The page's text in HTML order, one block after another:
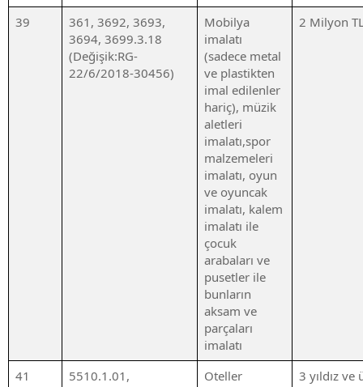
39
361, 3692, 3693,
3694, 3699.3.18
(Değişik:RG-
22/6/2018-30456)
Mobilya
imalatı
(sadece metal
ve plastikten
imal edilenler
hariç), müzik
aletleri
imalatı,spor
malzemeleri
imalatı, oyun
ve oyuncak
imalatı, kalem
imalatı ile
çocuk
arabaları ve
pusetler ile
bunların
aksam ve
parçaları
imalatı
2 Milyon
41
5510.1.01,
Oteller 3 yıldız ve